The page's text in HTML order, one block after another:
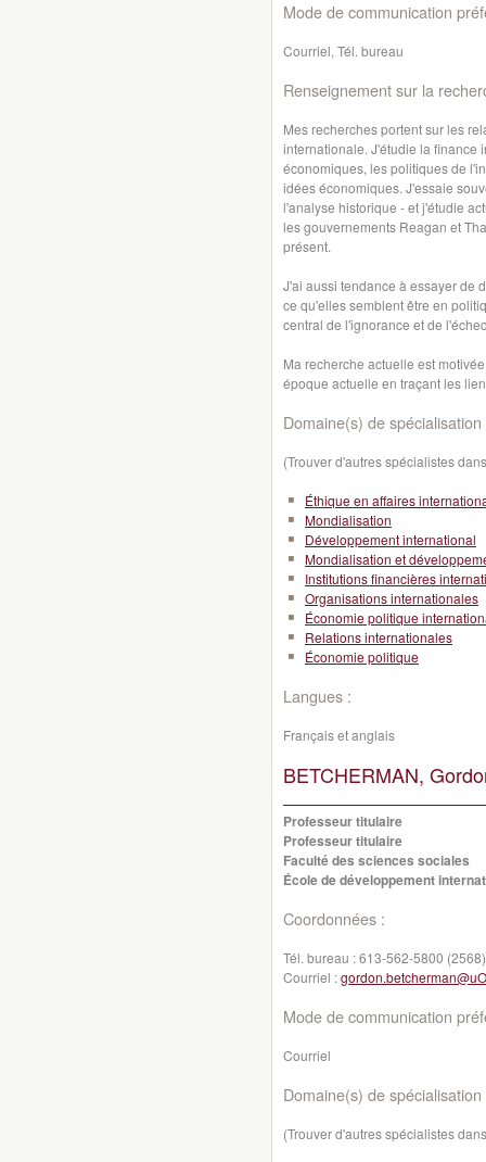
Mode de communication
Courriel, Tél. bureau
Renseignement sur la
Mes recherches portent sur les
internationale. J'étudie la finance
économiques, les politiques de
idées économiques. J'essaie
l'analyse historique - et j'étudie
les gouvernements Reagan et
présent.
J'ai aussi tendance à essayer de
ce qu'elles semblent être en
central de l'ignorance et de
Ma recherche actuelle est
époque actuelle en traçant les
Domaine(s) de spécialisation
(Trouver d'autres spécialistes
Éthique en affaires
Mondialisation
Développement international
Mondialisation et
Institutions financières
Organisations internationales
Économie politique
Relations internationales
Économie politique
Langues :
Français et anglais
BETCHERMAN,
Professeur titulaire
Professeur titulaire
Faculté des sciences sociales
École de développement
Coordonnées :
Tél. bureau :613-562-5800 (2568)
Courriel :
Mode de communication
Courriel
Domaine(s) de spécialisation
(Trouver d'autres spécialistes